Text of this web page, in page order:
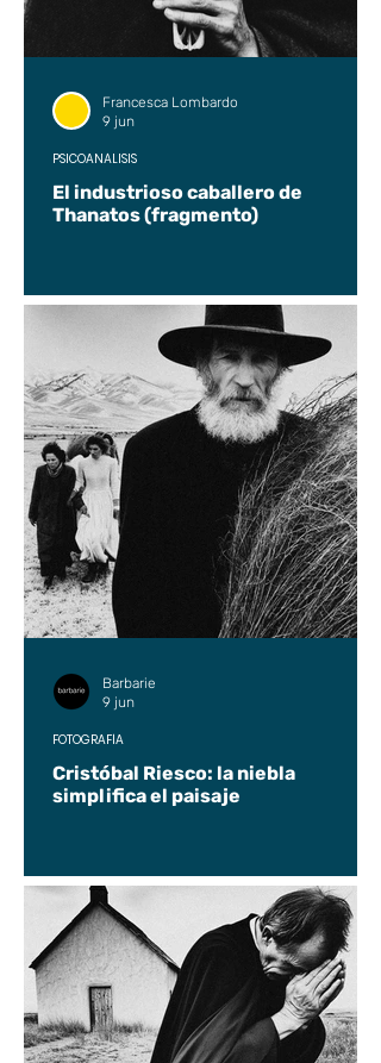
El industrioso caballero de
Thanatos (fragmento)
PSICOANÁLISIS
Francesca Lombardo
9 jun
Cristóbal Riesco: la niebla
simplifica el paisaje
FOTOGRAFÍA
Barbarie
9 jun